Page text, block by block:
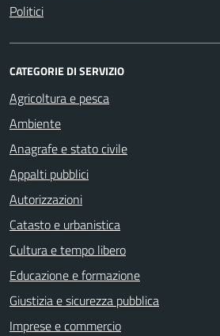
Politici
CATEGORIE DI SERVIZIO
Agricoltura e pesca
Ambiente
Anagrafe e stato civile
Appalti pubblici
Autorizzazioni
Catasto e urbanistica
Cultura e tempo libero
Educazione e formazione
Giustizia e sicurezza pubblica
Imprese e commercio